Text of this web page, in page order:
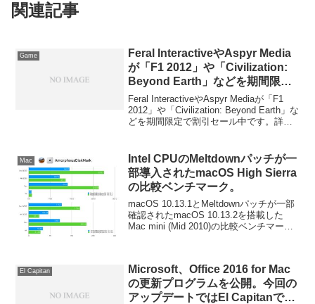
関連記事
Game
Feral InteractiveやAspyr Media
が「F1 2012」や「Civilization:
Beyond Earth」などを期間限定
で割引セール中。
Feral InteractiveやAspyr Mediaが「F1
2012」や「Civilization: Beyond Earth」な
どを期間限定で割引セール中です。詳細
Mac
Intel CPUのMeltdownパッチが一
部導入されたmacOS High Sierra
の比較ベンチマーク。
macOS 10.13.1とMeltdownパッチが一部
確認されたmacOS 10.13.2を搭載した
Mac mini (Mid 2010)の比較ベンチマーク
El Capitan
Microsoft、Office 2016 for Mac
の更新プログラムを公開。今回の
アップデートではEl Capitanで